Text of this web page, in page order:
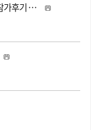
2012년 친환경·경제 운전왕 선발대회 참가후기 당선작